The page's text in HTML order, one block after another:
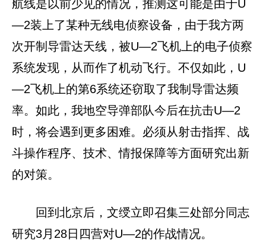
航线是以前少见的情况，推测这可能是由于U
—2装上了某种无线电侦察设备，由于我方两
次开制导雷达天线，被U—2飞机上的电子侦察
系统发现，从而作了机动飞行。不仅如此，U
—2飞机上的第6系统还窃取了我制导雷达频
率。如此，我地空导弹部队今后在抗击U—2
时，将会遇到更多困难。必须从射击指挥、战
斗操作程序、技术、情报保障等方面研究出新
的对策。
回到北京后，文绶立即召集三处部分同志
研究3月28日四营对U—2的作战情况。